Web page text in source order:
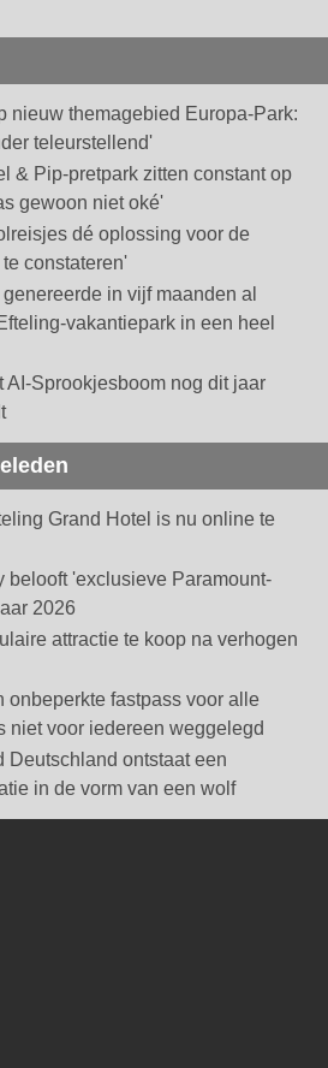
nieuw themagebied Europa-Park:
teleurstellend'
& Pip-pretpark zitten constant op
gewoon niet oké'
dé oplossing voor de
constateren'
in vijf maanden al
vakantiepark in een heel
AI-Sprookjesboom nog dit jaar
Grand Hotel is nu online te
belooft 'exclusieve Paramount-
2026
attractie te koop na verhogen
onbeperkte fastpass voor alle
niet voor iedereen weggelegd
Deutschland ontstaat een
in de vorm van een wolf